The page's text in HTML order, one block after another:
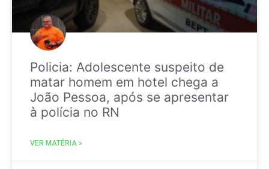
Policia: Adolescente suspeito de
matar homem em hotel chega a
João Pessoa, após se apresentar
à polícia no RN
VER MATÉRIA »